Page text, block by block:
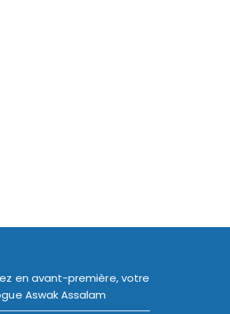
en avant-première, votre
Aswak Assalam